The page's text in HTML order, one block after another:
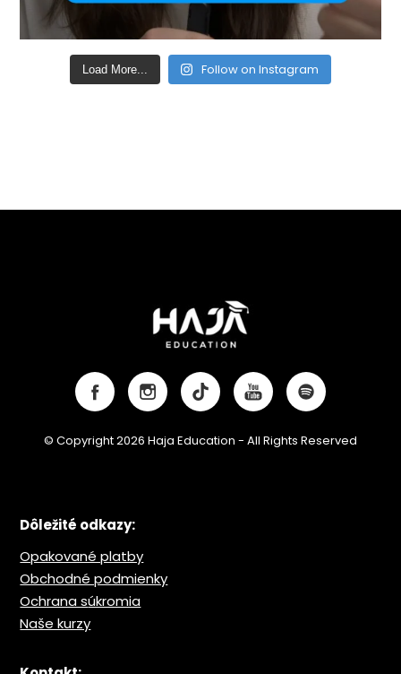
Load More... Follow on Instagram
© Copyright 2026 Haja Education - All Rights Reserved
Dôležité odkazy:
Opakované platby
Obchodné podmienky
Ochrana súkromia
Naše kurzy